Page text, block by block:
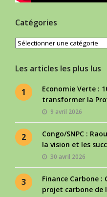
Catégories
Catégories
Les articles les plus lus
1
Economie Verte :
transformer la
9 avril 2026
2
Congo/SNPC :
la vision et les
30 avril 2026
3
Finance Carbone
projet carbone de